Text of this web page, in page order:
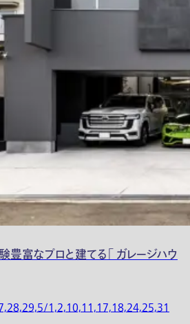
富なプロと建てる「 ガレージハウ
1,2,10,11,17,18,24,25,31